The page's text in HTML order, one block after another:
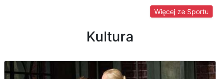
Więcej ze Sportu
Kultura